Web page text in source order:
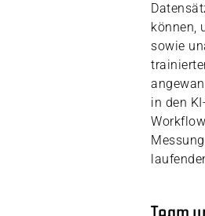
können,
sowie
in den